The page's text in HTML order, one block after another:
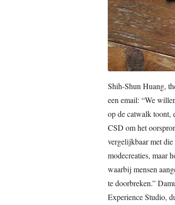
Shih-Shun Huang,
een email: “We
op de catwalk toont,
CSD om het
vergelijkbaar met
modecreaties, maar
waarbij mensen
te doorbreken.”
Experience Studio,